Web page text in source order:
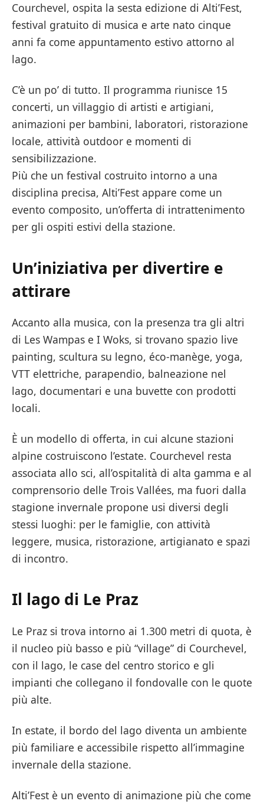
Courchevel, ospita la sesta edizione di Alti’Fest,
festival gratuito di musica e arte nato cinque
anni fa come appuntamento estivo attorno al
lago.
C’è un po’ di tutto. Il programma riunisce 15
concerti, un villaggio di artisti e artigiani,
animazioni per bambini, laboratori, ristorazione
locale, attività outdoor e momenti di
sensibilizzazione.
Più che un festival costruito intorno a una
disciplina precisa, Alti’Fest appare come un
evento composito, un’offerta di intrattenimento
per gli ospiti estivi della stazione.
Un’iniziativa per divertire e
attirare
Accanto alla musica, con la presenza tra gli altri
di Les Wampas e I Woks, si trovano spazio live
painting, scultura su legno, éco-manège, yoga,
VTT elettriche, parapendio, balneazione nel
lago, documentari e una buvette con prodotti
locali.
È un modello di offerta, in cui alcune stazioni
alpine costruiscono l’estate. Courchevel resta
associata allo sci, all’ospitalità di alta gamma e al
comprensorio delle Trois Vallées, ma fuori dalla
stagione invernale propone usi diversi degli
stessi luoghi: per le famiglie, con attività
leggere, musica, ristorazione, artigianato e spazi
di incontro.
Il lago di Le Praz
Le Praz si trova intorno ai 1.300 metri di quota, è
il nucleo più basso e più “village” di Courchevel,
con il lago, le case del centro storico e gli
impianti che collegano il fondovalle con le quote
più alte.
In estate, il bordo del lago diventa un ambiente
più familiare e accessibile rispetto all’immagine
invernale della stazione.
Alti’Fest è un evento di animazione più che come